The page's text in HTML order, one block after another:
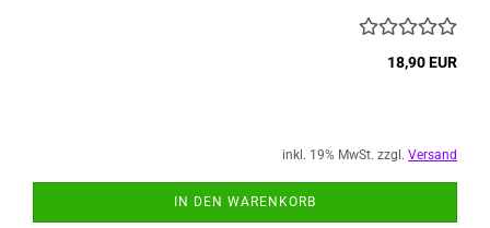
18,90 EUR
inkl. 19% MwSt. zzgl. Versand
IN DEN WARENKORB